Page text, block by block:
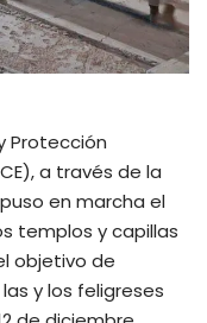
Protección
a través de la
en marcha el
templos y capillas
objetivo de
y los feligreses